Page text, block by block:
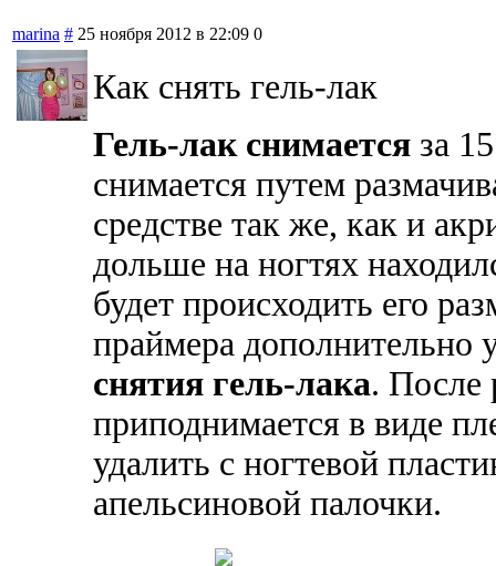
marina # 25 ноября 2012 в 22:09 0
Как снять гель-лак
Гель-лак снимается за
снимается путем
средстве так же, как и
дольше на ногтях
будет происходить его
праймера дополнительно
снятия гель-лака. После
приподнимается в виде
удалить с ногтевой
апельсиновой палочки.